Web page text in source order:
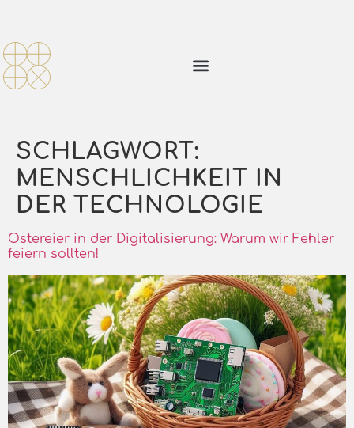
SCHLAGWORT:
MENSCHLICHKEIT IN
DER TECHNOLOGIE
Ostereier in der Digitalisierung: Warum wir Fehler
feiern sollten!